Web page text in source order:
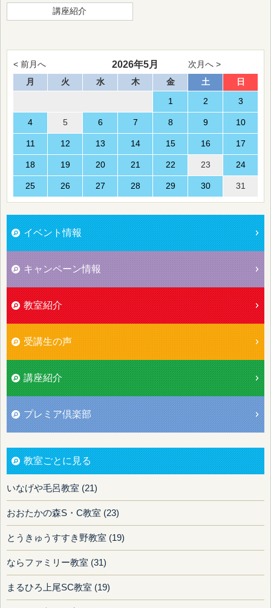
講座紹介
< 前月へ 2026年5月
次月へ >
月
火 水 木 金 土 日
1 2 3
4 5 6 7 8 9 10
11 12 13 14 15 16 17
18 19 20 21 22 23 24
25 26 27 28 29 30 31
イベント情報
キャンペーン情報
教室紹介
受講生の声
講座紹介
プレミア倶楽部
教室ごとに見る
いなげや毛呂教室 (21)
おおたかの森S・C教室 (23)
とうきゅうすすき野教室 (19)
ならファミリー教室 (31)
まるひろ上尾SC教室 (19)